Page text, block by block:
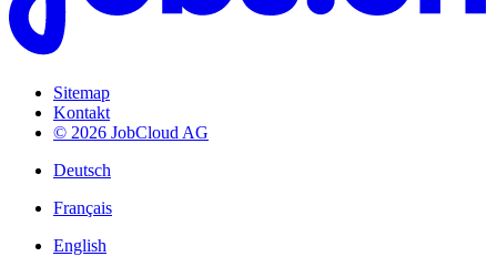
Sitemap
Kontakt
© 2026 JobCloud AG
Deutsch
Français
English